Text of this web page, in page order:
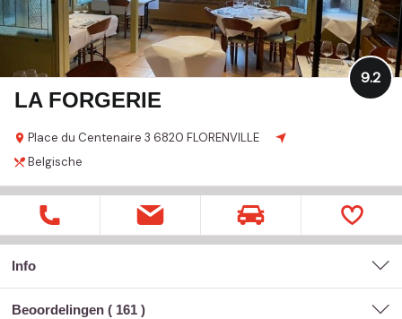
LA FORGERIE
Place du Centenaire 3 6820 FLORENVILLE
9.2
Belgische
Info
Beoordelingen ( 161 )